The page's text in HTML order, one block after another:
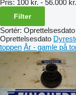
Pris: 100 kr. - 56.000 kr.
Filter
Sortér: Oprettelsesdato
Oprettelsesdato
toppen År - gamle på